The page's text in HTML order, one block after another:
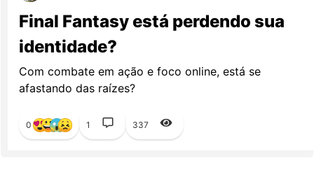
Final Fantasy está perdendo sua
identidade?
Com combate em ação e foco online, está se
afastando das raízes?
0 1 337